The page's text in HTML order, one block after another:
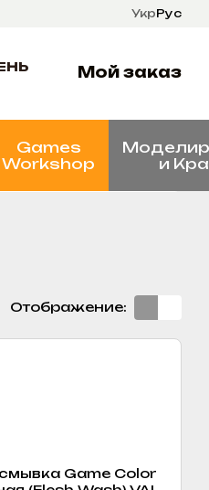
УкрРус
Мой заказ
Games
Workshop
и
Отображение: